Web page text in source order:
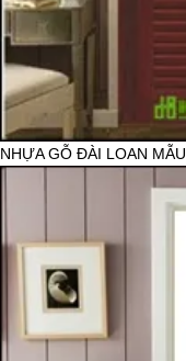
NHỰA GỖ ĐÀI LOAN